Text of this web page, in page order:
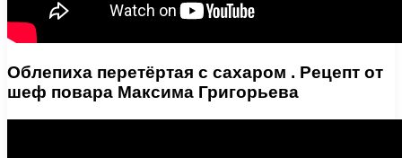
Облепиха перетёртая с сахаром . Рецепт от
шеф повара Максима Григорьева